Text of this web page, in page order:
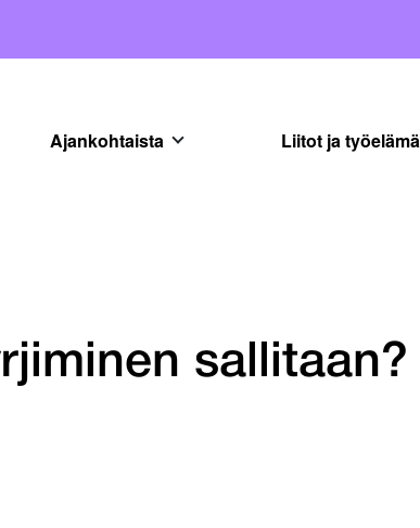
Ajankohtaista Liitot ja työelämä
sallitaan?